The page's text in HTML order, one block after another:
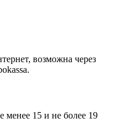
возможна через
15 и не более 19